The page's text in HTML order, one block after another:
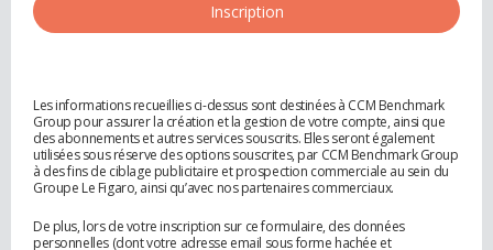
Les informations recueillies ci-dessus sont destinées à CCM Benchmark
Group pour assurer la création et la gestion de votre compte, ainsi que
des abonnements et autres services souscrits. Elles seront également
utilisées sous réserve des options souscrites, par CCM Benchmark Group
à des fins de ciblage publicitaire et prospection commerciale au sein du
Groupe Le Figaro, ainsi qu’avec nos partenaires commerciaux.
De plus, lors de votre inscription sur ce formulaire, des données
personnelles (dont votre adresse email sous forme hachée et